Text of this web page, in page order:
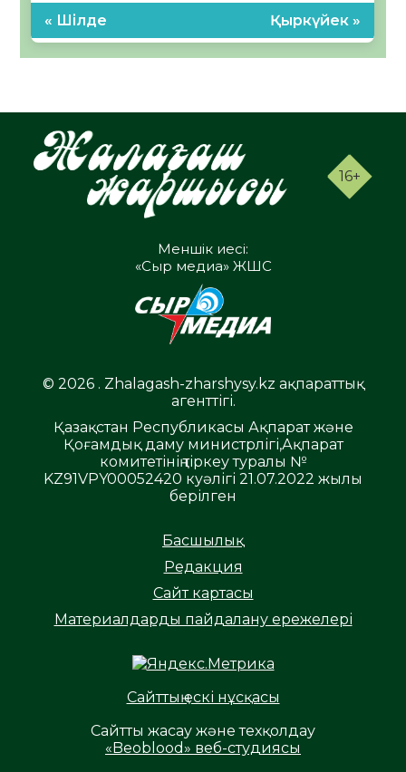
« Шілде Қыркүйек »
16+
Меншік иесі:
«Сыр медиа» ЖШС
© 2026 . Zhalagash-zharshysy.kz ақпараттық
агенттігі.
Қазақстан Республикасы Ақпарат және
Қоғамдық даму министрлігі,Ақпарат
комитетінің тіркеу туралы №
KZ91VPY00052420 куәлігі 21.07.2022 жылы
берілген
Басшылық
Редакция
Сайт картасы
Материалдарды пайдалану ережелері
Сайттың ескі нұсқасы
Сайтты жасау және техқолдау
«Beoblood» веб-студиясы